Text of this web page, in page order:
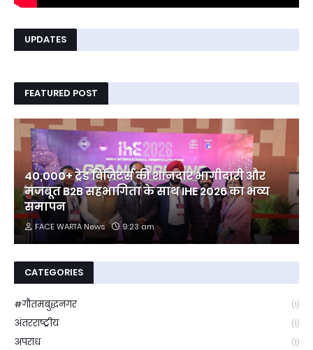
UPDATES
FEATURED POST
40,000+ ट्रेड विज़िटर्स की शानदार भागीदारी और
मजबूत B2B सहभागिता के साथ IHE 2026 का भव्य
समापन
FACE WARTA News 9:23 am
CATEGORIES
#गौतमबुद्धनगर (1)
अंतरराष्ट्रीय (1)
अपराध (1)